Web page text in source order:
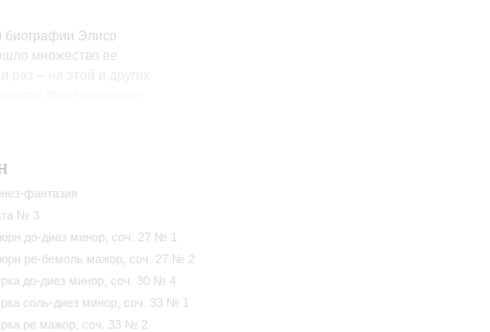
биографии Элисо
множество ее
фантазия
№ 3
до-диез минор, соч. 27 № 1
ре-бемоль мажор, соч. 27 № 2
до-диез минор, соч. 30 № 4
соль-диез минор, соч. 33 № 1
ре мажор, соч. 33 № 2